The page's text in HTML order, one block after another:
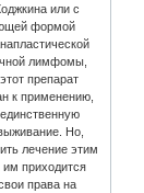
или с
формой
лимфомы,
препарат
к применению,
Но,
лечение этим
приходится
права на